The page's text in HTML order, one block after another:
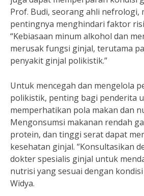
Prof. Budi, seorang ahli nefrologi,
pentingnya menghindari faktor
“Kebiasaan minum alkohol dan
merusak fungsi ginjal, terutama
penyakit ginjal polikistik.”
Untuk mencegah dan mengelola
polikistik, penting bagi penderita
memperhatikan pola makan dan
Mengonsumsi makanan rendah
protein, dan tinggi serat dapat
kesehatan ginjal. “Konsultasikan
dokter spesialis ginjal untuk
nutrisi yang sesuai dengan kondisi
Widya.